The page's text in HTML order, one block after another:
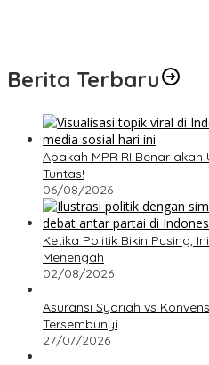
Berita Terbaru
Apakah MPR RI Benar akan
Tuntas!
06/08/2026
Ketika Politik Bikin Pusing,
Menengah
02/08/2026
Asuransi Syariah vs
Tersembunyi
27/07/2026